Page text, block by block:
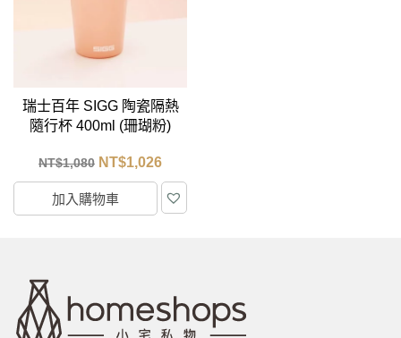
瑞士百年 SIGG 陶瓷隔熱
隨行杯 400ml (珊瑚粉)
NT$1,080 NT$1,026
加入購物車